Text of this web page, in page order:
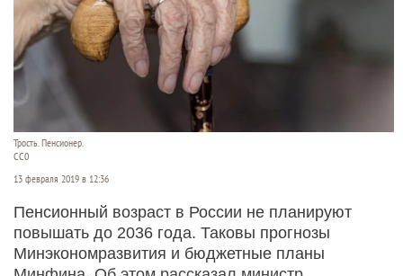
Трость. Пенсионер.
СС0
13 февраля 2019 в 12:36
Пенсионный возраст в России не планируют
повышать до 2036 года. Таковы прогнозы
Минэкономразвития и бюджетные планы